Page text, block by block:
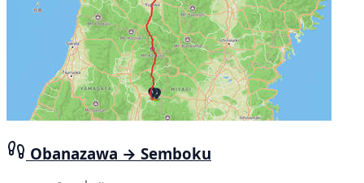
Obanazawa → Semboku